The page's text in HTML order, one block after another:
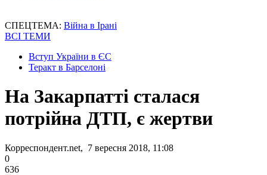
СПЕЦТЕМА: Війна в Ірані
ВСІ ТЕМИ
Вступ України в ЄС
Теракт в Барселоні
На Закарпатті сталася
потрійна ДТП, є жертви
Корреспондент.net, 7 вересня 2018, 11:08
0
636